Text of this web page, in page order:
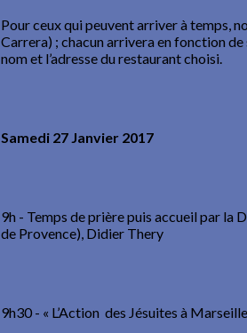
Pour ceux qui peuvent arriver à temps,
Carrera) ; chacun arrivera en fonction
nom et l’adresse du restaurant choisi.
Samedi 27 Janvier 2017
9h - Temps de prière puis accueil par la
de Provence), Didier Thery
9h30 - « L’Action des Jésuites à